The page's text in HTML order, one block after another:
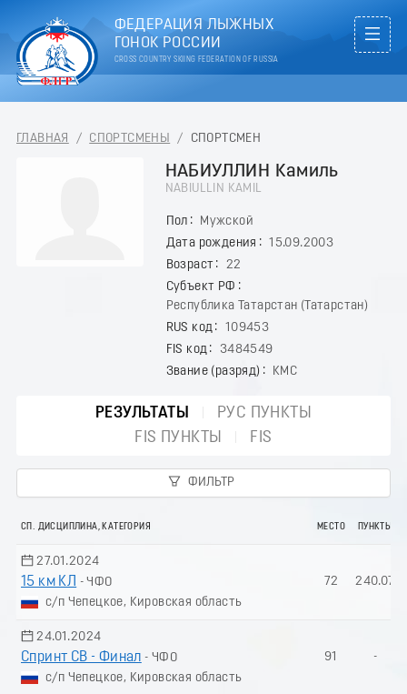
ФЕДЕРАЦИЯ ЛЫЖНЫХ
ГОНОК РОССИИ
CROSS COUNTRY SKIING FEDERATION OF RUSSIA
ГЛАВНАЯ / СПОРТСМЕНЫ / СПОРТСМЕН
НАБИУЛЛИН Камиль
NABIULLIN KAMIL
Пол
Мужской
Дата рождения
15.09.2003
Возраст
22
Субъект РФ
Республика Татарстан (Татарстан)
RUS код
109453
FIS код
3484549
Звание (разряд)
КМС
РЕЗУЛЬТАТЫ
РУС ПУНКТЫ
FIS ПУНКТЫ
FIS
ФИЛЬТР
СП. ДИСЦИПЛИНА, КАТЕГОРИЯ МЕСТО ПУНКТЫ
27.01.2024
15 км КЛ
- ЧФО
с/п Чепецкое, Кировская область
72 240.07
24.01.2024
Спринт СВ - Финал - ЧФО
с/п Чепецкое, Кировская область
91 -